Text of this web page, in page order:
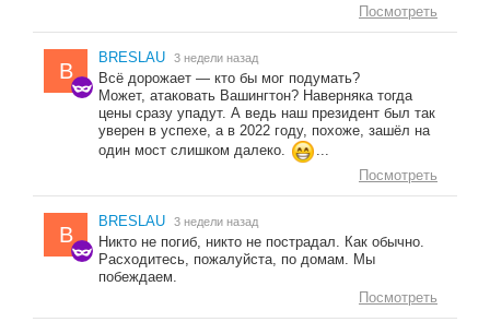
Посмотреть
B
BRESLAU 3 недели назад
Всё дорожает — кто бы мог подумать?
Может, атаковать Вашингтон? Наверняка тогда
цены сразу упадут. А ведь наш президент был так
уверен в успехе, а в 2022 году, похоже, зашёл на
один мост слишком далеко.
Посмотреть
B
BRESLAU 3 недели назад
Никто не погиб, никто не пострадал. Как обычно.
Расходитесь, пожалуйста, по домам. Мы
побеждаем.
Посмотреть